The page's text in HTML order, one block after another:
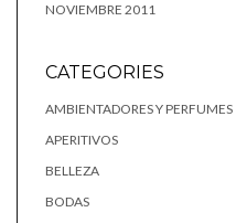
NOVIEMBRE 2011
CATEGORIES
AMBIENTADORES Y PERFUMES
APERITIVOS
BELLEZA
BODAS